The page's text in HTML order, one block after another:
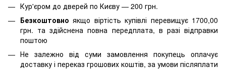
Кур'єром до дверей по Києву — 200 грн.
Безкоштовно якщо віртість купівлі перевищує 1700,00
грн. та здійснена повна передплата, в разі відправки
поштою
Не залежно від суми замовлення покупець оплачує
доставку і переказ грошових коштів, за умови післяплати